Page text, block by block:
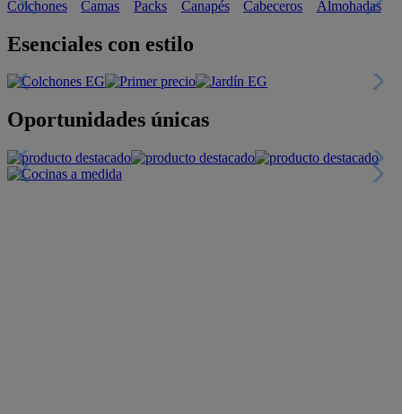
Esenciales con estilo
Oportunidades únicas